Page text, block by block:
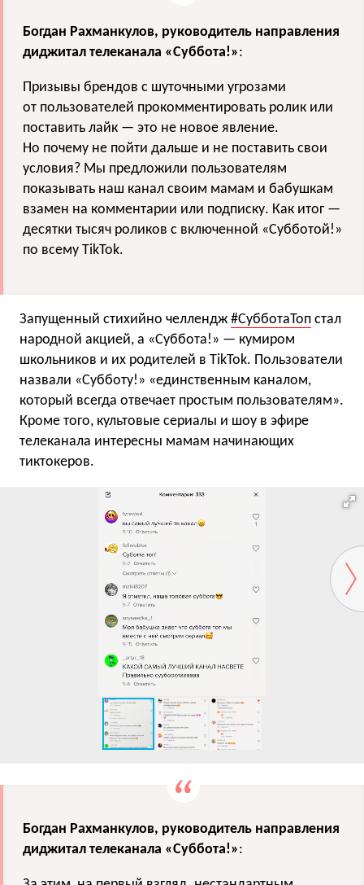
Богдан Рахманкулов, руководитель направления
диджитал телеканала «Суббота!»:
Призывы брендов с шуточными угрозами
от пользователей прокомментировать ролик или
поставить лайк — это не новое явление.
Но почему не пойти дальше и не поставить свои
условия? Мы предложили пользователям
показывать наш канал своим мамам и бабушкам
взамен на комментарии или подписку. Как итог —
десятки тысяч роликов с включенной «Субботой!»
по всему TikTok.
Запущенный стихийно челлендж #СубботаТоп стал
народной акцией, а «Суббота!» — кумиром
школьников и их родителей в TikTok. Пользователи
назвали «Субботу!» «единственным каналом,
который всегда отвечает простым пользователям».
Кроме того, культовые сериалы и шоу в эфире
телеканала интересны мамам начинающих
тиктокеров.
Богдан Рахманкулов, руководитель направления
диджитал телеканала «Суббота!»: